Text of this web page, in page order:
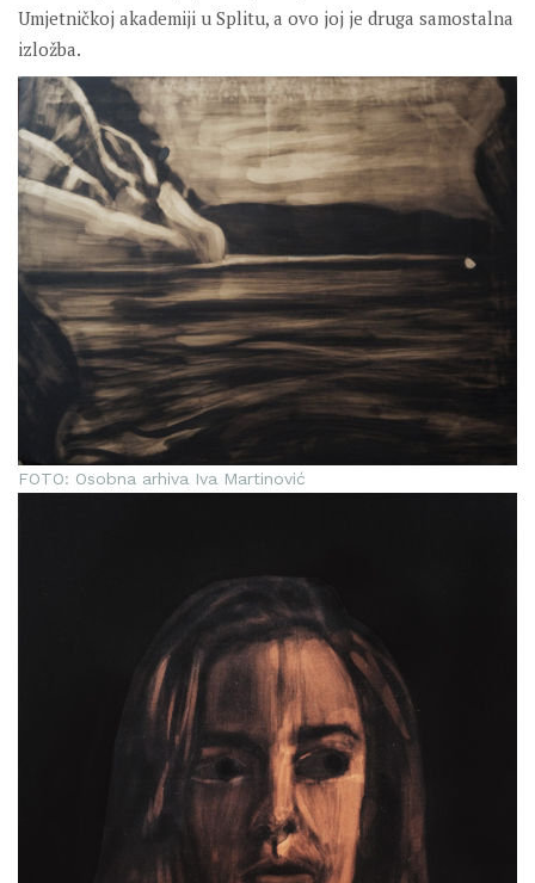
Umjetničkoj akademiji u Splitu, a ovo joj je druga samostalna
izložba.
FOTO: Osobna arhiva Iva Martinović